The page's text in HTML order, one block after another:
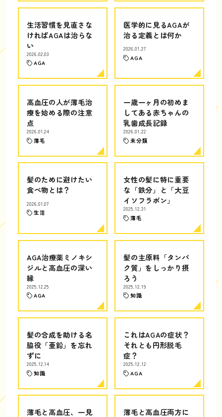
生活習慣を見直さな
ければAGAは治らな
い
2026.02.03
AGA
医学的に見るAGAが
治る定義とは何か
2026.01.27
AGA
高血圧の人が薄毛治
療を始める際の注意
点
2026.01.24
薄毛
一歳一ヶ月の初めま
してある赤ちゃんの
乳歯成長記録
2026.01.22
未分類
髪のために避けたい
食べ物とは？
2026.01.07
生活
女性の髪に特に重要
な「鉄分」と「大豆
イソフラボン」
2025.12.31
薄毛
AGA治療薬ミノキシ
ジルと高血圧の深い
縁
2025.12.25
AGA
髪の主原料「タンパ
ク質」をしっかり摂
ろう
2025.12.19
知識
髪の合成を助ける名
脇役「亜鉛」を忘れ
ずに
2025.12.14
知識
これはAGAの症状？
それとも円形脱毛
症？
2025.12.12
AGA
薄毛と高血圧、一見 薄毛と高血圧両方に